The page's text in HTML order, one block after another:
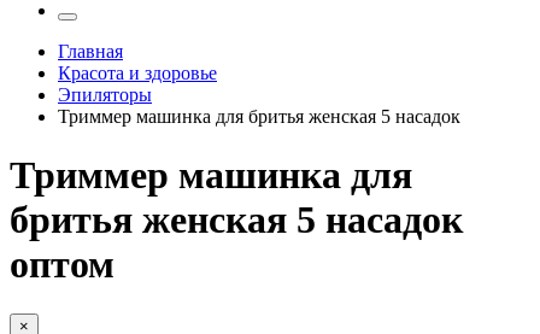
Главная
Красота и здоровье
Эпиляторы
Триммер машинка для бритья женская 5 насадок
Триммер машинка для
бритья женская 5 насадок
оптом
×